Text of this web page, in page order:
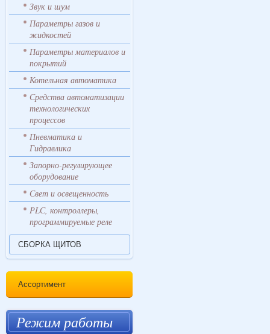
Звук и шум
Параметры газов и
жидкостей
Параметры материалов и
покрытий
Котельная автоматика
Средства автоматизации
технологических
процессов
Пневматика и
Гидравлика
Запорно-регулирующее
оборудование
Свет и освещенность
PLС, контроллеры,
программируемые реле
СБОРКА ЩИТОВ
Ассортимент
Режим работы